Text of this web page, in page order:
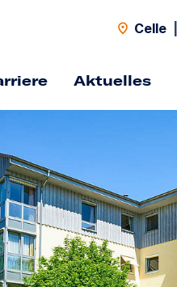
Celle
Aktuelles